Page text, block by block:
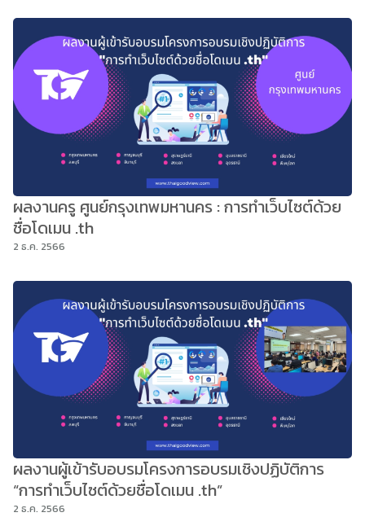
ผลงานครู ศูนย์กรุงเทพมหานคร : การทำเว็บไซต์ด้วย
ชื่อโดเมน .th
2 ธ.ค. 2566
ผลงานผู้เข้ารับอบรมโครงการอบรมเชิงปฏิบัติการ
“การทำเว็บไซต์ด้วยชื่อโดเมน .th”
2 ธ.ค. 2566